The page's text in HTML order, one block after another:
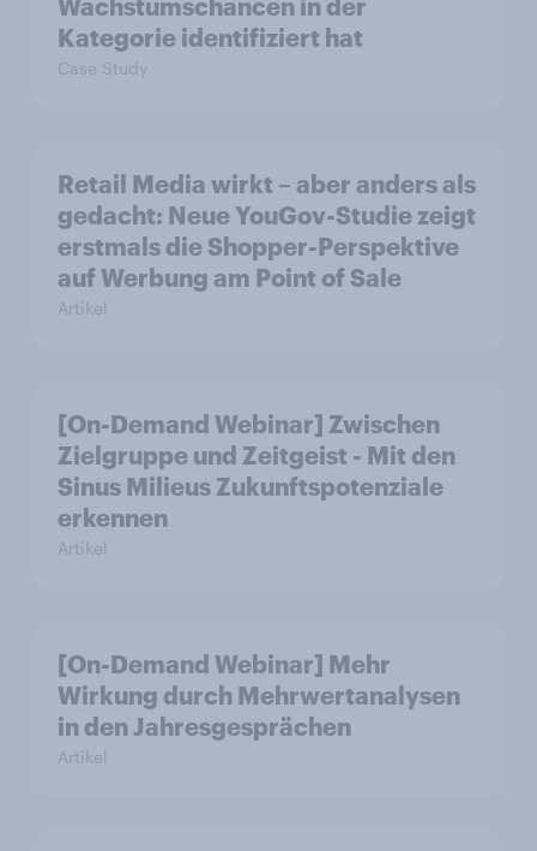
Wachstumschancen in der
Kategorie identifiziert hat
Case Study
Retail Media wirkt – aber anders als
gedacht: Neue YouGov-Studie zeigt
erstmals die Shopper-Perspektive
auf Werbung am Point of Sale
Artikel
[On-Demand Webinar] Zwischen
Zielgruppe und Zeitgeist - Mit den
Sinus Milieus Zukunftspotenziale
erkennen
Artikel
[On-Demand Webinar] Mehr
Wirkung durch Mehrwertanalysen
in den Jahresgesprächen
Artikel